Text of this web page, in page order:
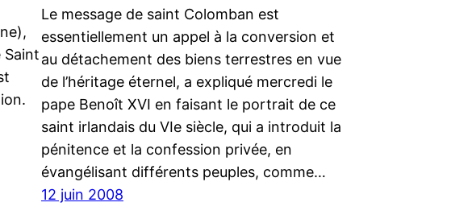
Saint
Le message de saint Colomban est
essentiellement un appel à la conversion et
au détachement des biens terrestres en vue
de l’héritage éternel, a expliqué mercredi le
pape Benoît XVI en faisant le portrait de ce
saint irlandais du VIe siècle, qui a introduit la
pénitence et la confession privée, en
évangélisant différents peuples, comme…
12 juin 2008